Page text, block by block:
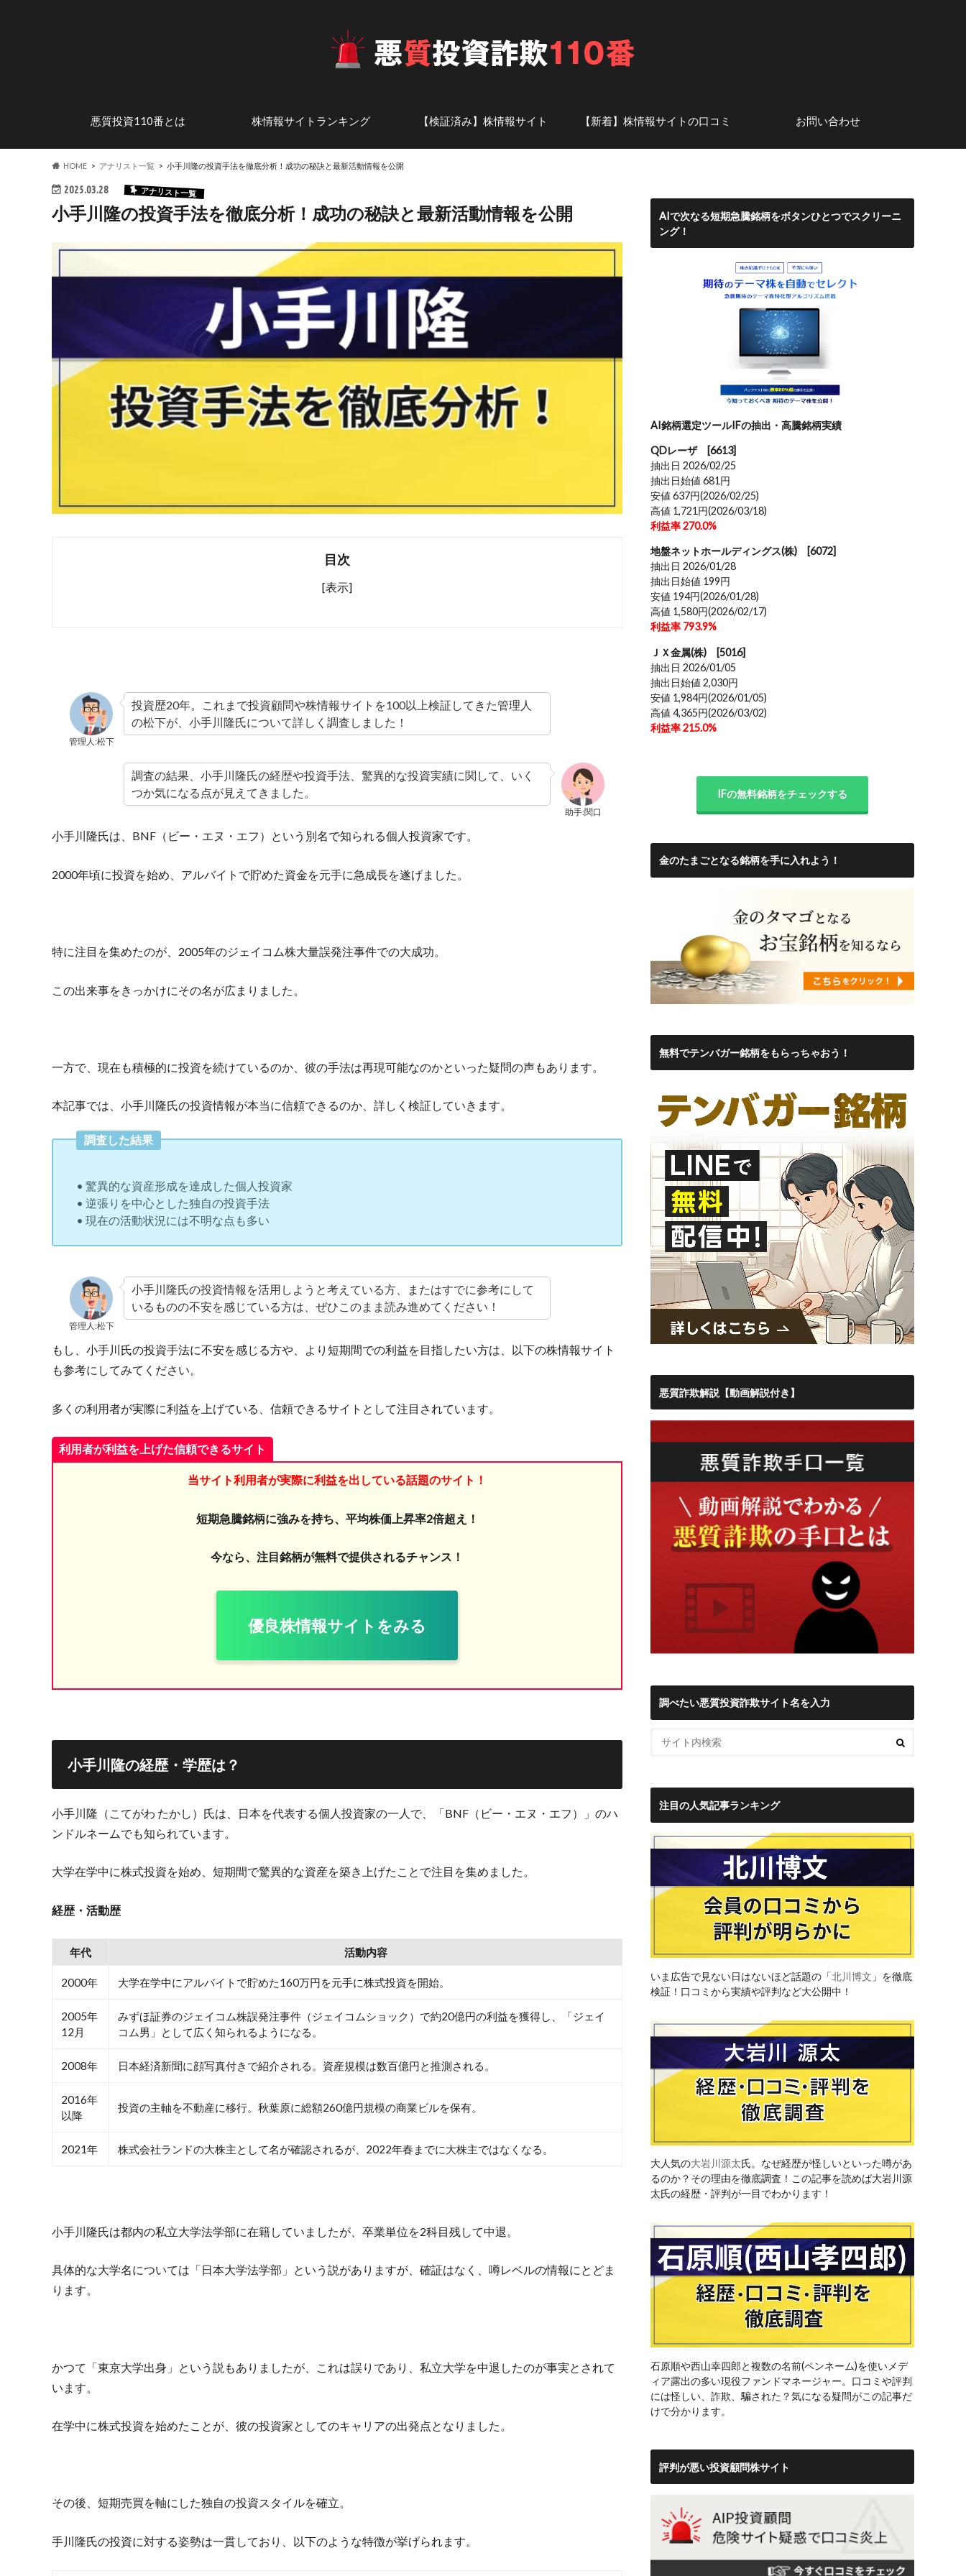
悪質投資110番とは
安心して株式投資を楽しむため
に
株式投資の魅力
投資詐欺の手口
危険なステマサイトを調査
株情報サイトランキング
行政処分歴のある投資顧問
優良投資顧問サイト
【検証済み】株情報サイト
株情報サイト-あ行
株情報サイト-か行
株情報サイト-さ行
株情報サイト-た行
株情報サイト-な行
株情報サイト-は行
株情報サイト-ま行
株情報サイト-や・ら・わ行
株情報サイト-英数字
アナリスト一覧 話題の投資系アナリスト
【新着】株情報サイトの口コミ
証券会社の口コミ・評判
株初心者にもおすすめのネット
お問い合わせ
サイト運営者情報
HOME アナリスト一覧 小手川隆の投資手法を徹底分析！成功の秘訣と最新活動情報を公開
2025.03.28 アナリスト一覧
小手川隆の投資手法を徹底分析！成功の秘訣と最新活動情報を公開
目次
[表示]
管理人:松下
投資歴20年。これまで投資顧問や株情報サイトを100以上検証してきた管理人
の松下が、小手川隆氏について詳しく調査しました！
助手:関口
調査の結果、小手川隆氏の経歴や投資手法、驚異的な投資実績に関して、いく
つか気になる点が見えてきました。
小手川隆氏は、BNF（ビー・エヌ・エフ）という別名で知られる個人投資家です。
2000年頃に投資を始め、アルバイトで貯めた資金を元手に急成長を遂げました。
特に注目を集めたのが、2005年のジェイコム株大量誤発注事件での大成功。
この出来事をきっかけにその名が広まりました。
一方で、現在も積極的に投資を続けているのか、彼の手法は再現可能なのかといった疑問の声もあります。
本記事では、小手川隆氏の投資情報が本当に信頼できるのか、詳しく検証していきます。
調査した結果
• 驚異的な資産形成を達成した個人投資家
• 逆張りを中心とした独自の投資手法
• 現在の活動状況には不明な点も多い
管理人:松下
小手川隆氏の投資情報を活用しようと考えている方、またはすでに参考にして
いるものの不安を感じている方は、ぜひこのまま読み進めてください！
もし、小手川氏の投資手法に不安を感じる方や、より短期間での利益を目指したい方は、以下の株情報サイト
も参考にしてみてください。
多くの利用者が実際に利益を上げている、信頼できるサイトとして注目されています。
利用者が利益を上げた信頼できるサイト
当サイト利用者が実際に利益を出している話題のサイト！
短期急騰銘柄に強みを持ち、平均株価上昇率2倍超え！
今なら、注目銘柄が無料で提供されるチャンス！
優良株情報サイトをみる
小手川隆の経歴・学歴は？
小手川隆（こてがわ たかし）氏は、日本を代表する個人投資家の一人で、「BNF（ビー・エヌ・エフ）」のハ
ンドルネームでも知られています。
大学在学中に株式投資を始め、短期間で驚異的な資産を築き上げたことで注目を集めました。
経歴・活動歴
年代 活動内容
2000年 大学在学中にアルバイトで貯めた160万円を元手に株式投資を開始。
2005年
12月
みずほ証券のジェイコム株誤発注事件（ジェイコムショック）で約20億円の利益を獲得し、「ジェイ
コム男」として広く知られるようになる。
2008年 日本経済新聞に顔写真付きで紹介される。資産規模は数百億円と推測される。
2016年
以降
投資の主軸を不動産に移行。秋葉原に総額260億円規模の商業ビルを保有。
2021年 株式会社ランドの大株主として名が確認されるが、2022年春までに大株主ではなくなる。
小手川隆氏は都内の私立大学法学部に在籍していましたが、卒業単位を2科目残して中退。
具体的な大学名については「日本大学法学部」という説がありますが、確証はなく、噂レベルの情報にとどま
ります。
かつて「東京大学出身」という説もありましたが、これは誤りであり、私立大学を中退したのが事実とされて
います。
在学中に株式投資を始めたことが、彼の投資家としてのキャリアの出発点となりました。
その後、短期売買を軸にした独自の投資スタイルを確立。
手川隆氏の投資に対する姿勢は一貫しており、以下のような特徴が挙げられます。
AIで次なる短期急騰銘柄をボタンひとつでスクリーニ
ング！
AI銘柄選定ツールIFの抽出・高騰銘柄実績
QDレーザ [6613]
抽出日 2026/02/25
抽出日始値 681円
安値 637円(2026/02/25)
高値 1,721円(2026/03/18)
利益率 270.0%
地盤ネットホールディングス(株) [6072]
抽出日 2026/01/28
抽出日始値 199円
安値 194円(2026/01/28)
高値 1,580円(2026/02/17)
利益率 793.9%
ＪＸ金属(株) [5016]
抽出日 2026/01/05
抽出日始値 2,030円
安値 1,984円(2026/01/05)
高値 4,365円(2026/03/02)
利益率 215.0%
IFの無料銘柄をチェックする
金のたまごとなる銘柄を手に入れよう！
無料でテンバガー銘柄をもらっちゃおう！
悪質詐欺解説【動画解説付き】
調べたい悪質投資詐欺サイト名を入力
注目の人気記事ランキング
いま広告で見ない日はないほど話題の「北川博文 」を徹底
検証！口コミから実績や評判など大公開中！
大人気の大岩川源太氏。なぜ経歴が怪しいといった噂があ
るのか？その理由を徹底調査！この記事を読めば大岩川源
太氏の経歴・評判が一目でわかります！
石原順や西山幸四郎と複数の名前(ペンネーム)を使いメデ
ィア露出の多い現役ファンドマネージャー。口コミや評判
には怪しい、詐欺、騙された？気になる疑問がこの記事だ
けで分かります。
評判が悪い投資顧問株サイト